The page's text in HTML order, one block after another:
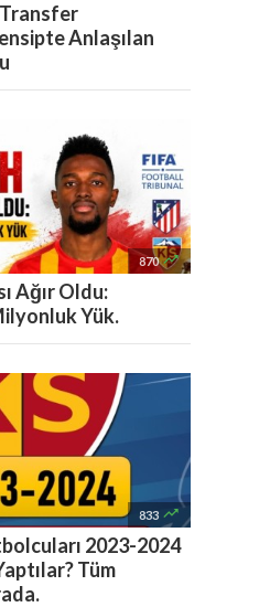
Anlaşılan
870 
Ağır Oldu:
Yük.
833 
2023-2024
Tüm